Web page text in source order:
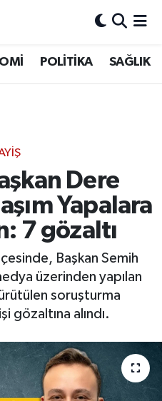
POLİTİKA SAĞLIK
Dere
Yapalara
7 gözaltı
Başkan Semih
üzerinden yapılan
soruşturma
gözaltına alındı.